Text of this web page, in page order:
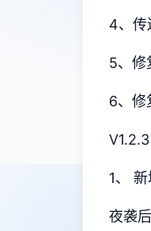
4、传
5、修
6、修
1、
夜袭